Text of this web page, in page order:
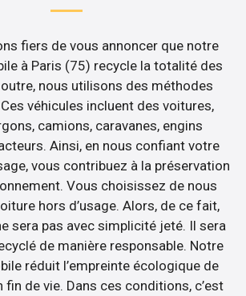
fiers de vous annoncer que notre
à Paris (75) recycle la totalité des
nous utilisons des méthodes
véhicules incluent des voitures,
camions, caravanes, engins
Ainsi, en nous confiant votre
vous contribuez à la préservation
Vous choisissez de nous
hors d’usage. Alors, de ce fait,
sera pas avec simplicité jeté. Il sera
de manière responsable. Notre
réduit l’empreinte écologique de
fin de vie. Dans ces conditions, c’est